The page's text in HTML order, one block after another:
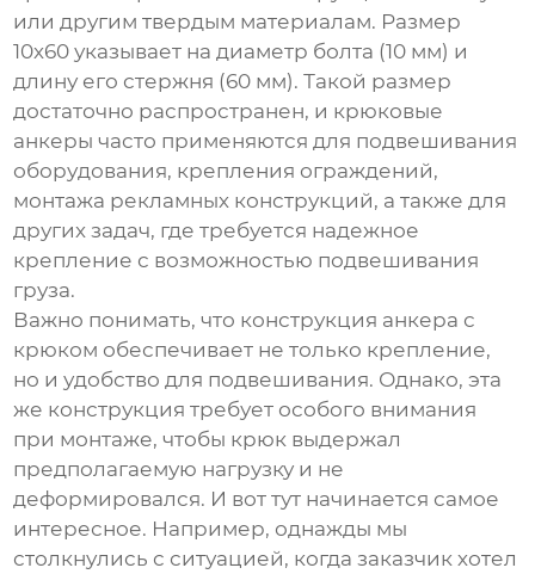
или другим твердым материалам. Размер
10х60 указывает на диаметр болта (10 мм) и
длину его стержня (60 мм). Такой размер
достаточно распространен, и крюковые
анкеры часто применяются для подвешивания
оборудования, крепления ограждений,
монтажа рекламных конструкций, а также для
других задач, где требуется надежное
крепление с возможностью подвешивания
груза.
Важно понимать, что конструкция анкера с
крюком обеспечивает не только крепление,
но и удобство для подвешивания. Однако, эта
же конструкция требует особого внимания
при монтаже, чтобы крюк выдержал
предполагаемую нагрузку и не
деформировался. И вот тут начинается самое
интересное. Например, однажды мы
столкнулись с ситуацией, когда заказчик хотел